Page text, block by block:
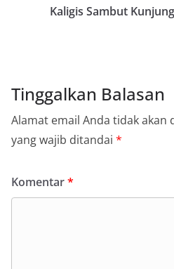
Kaligis Sambut
Tinggalkan Balasan
Alamat email Anda tidak akan
yang wajib ditandai *
Komentar*